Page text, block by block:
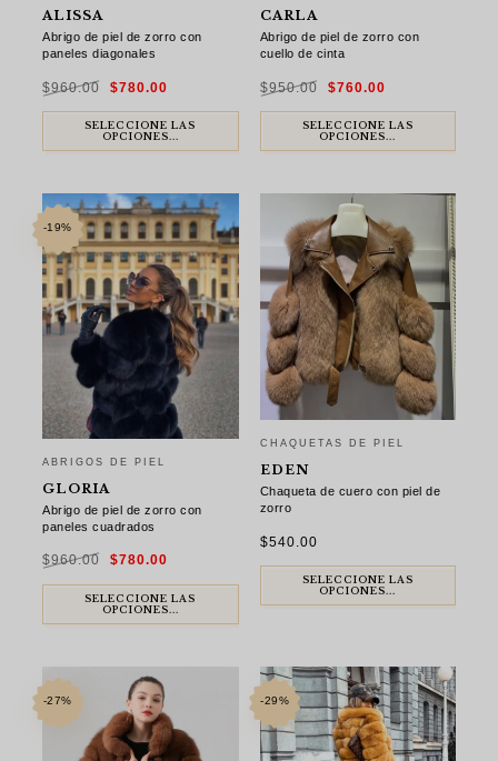
ALISSA
Abrigo de piel de zorro con
paneles diagonales
$960.00
El
precio
era:
$960.00.
$780.00
es:
$780.00.
SELECCIONE LAS
OPCIONES...
CARLA
Abrigo de piel de zorro con
cuello de cinta
$950.00
El
precio
era:
$950.00.
$760.00precio
es:
$760.00.
SELECCIONE LAS
OPCIONES...
-19%
ABRIGOS DE PIEL
GLORIA
Abrigo de piel de zorro con
paneles cuadrados
$960.00
El
precio
era:
$960.00.
$780.00
es:
$780.00.
SELECCIONE LAS
OPCIONES...
CHAQUETAS DE PIEL
EDEN
Chaqueta de cuero con piel de
zorro
$540.00
SELECCIONE LAS
OPCIONES...
-27% -29%